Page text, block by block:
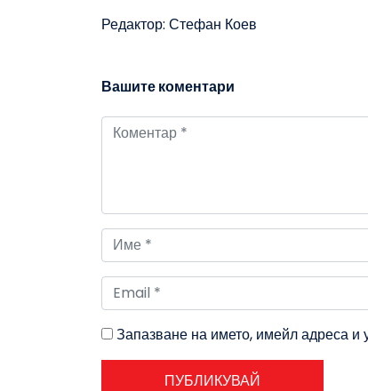
Редактор: Стефан Коев
Вашите коментари
Запазване на името, имейл адреса и